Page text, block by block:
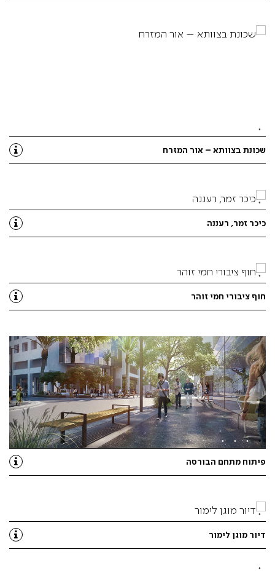
שכונת בצוותא – אור המזרח
כיכר זמר, רעננה
חוף ציבורי חמי זוהר
פיתוח מתחם הבורסה
דיור מוגן לימור